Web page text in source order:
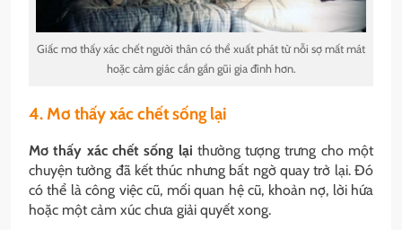
Giấc mơ thấy xác chết người thân có thể xuất phát từ nỗi sợ mất mát
hoặc cảm giác cần gần gũi gia đình hơn.
4. Mơ thấy xác chết sống lại
Mơ thấy xác chết sống lại thường tượng trưng cho một
chuyện tưởng đã kết thúc nhưng bất ngờ quay trở lại. Đó
có thể là công việc cũ, mối quan hệ cũ, khoản nợ, lời hứa
hoặc một cảm xúc chưa giải quyết xong.